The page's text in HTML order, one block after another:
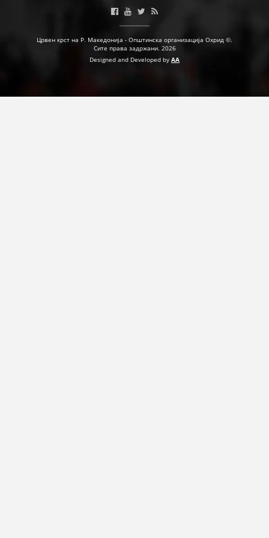
СТРАТЕГИИ
Црвен крст на Р. Македонија - Општинска организација Охрид ©.
Сите права задржани. 2026
Designed and Developed by AA